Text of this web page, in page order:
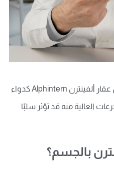
يقبل بعض الأشخاص على تناول عقار ألفينترن Alphintern كدواء
العالية منه قد تؤثر سلبًا
بالجسم؟